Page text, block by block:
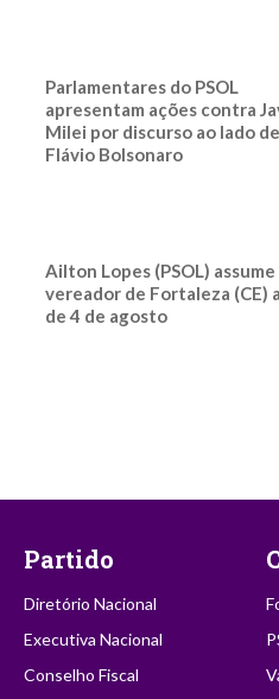
Parlamentares do PSOL
apresentam ações contra
Milei por discurso ao lado de
Flávio Bolsonaro
Ailton Lopes (PSOL)
vereador de Fortaleza (CE)
de 4 de agosto
Partido
Diretório Nacional
Executiva Nacional
Conselho Fiscal